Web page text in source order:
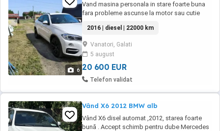
6
Vand masina personala in stare foarte buna
fara probleme ascunse la motor sau cutie
cum ar fi :pilot automat,navigatie,scaune
electrice,oglinzi electrice rabatante,incalzire
in scaunele fata ,geamuri electrice ,piele
interior,padele,4x4,senzori fata spate ,sensor
...
2016 | diesel | 22000 km
Vanatori, Galati
5 august
20 600 EUR
Telefon validat
Vând X6 2012 BMW alb
Vând X6 disel automat ,2012, starea foarte
bună . Accept schimb pentru dube Mercedes